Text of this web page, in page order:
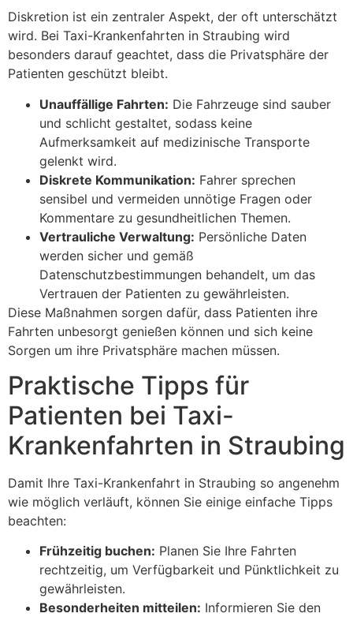
Diskretion ist ein zentraler Aspekt, der oft unterschätzt
wird. Bei Taxi-Krankenfahrten in Straubing wird
besonders darauf geachtet, dass die Privatsphäre der
Patienten geschützt bleibt.
Unauffällige Fahrten: Die Fahrzeuge sind sauber
und schlicht gestaltet, sodass keine
Aufmerksamkeit auf medizinische Transporte
gelenkt wird.
Diskrete Kommunikation: Fahrer sprechen
sensibel und vermeiden unnötige Fragen oder
Kommentare zu gesundheitlichen Themen.
Vertrauliche Verwaltung: Persönliche Daten
werden sicher und gemäß
Datenschutzbestimmungen behandelt, um das
Vertrauen der Patienten zu gewährleisten.
Diese Maßnahmen sorgen dafür, dass Patienten ihre
Fahrten unbesorgt genießen können und sich keine
Sorgen um ihre Privatsphäre machen müssen.
Praktische Tipps für
Patienten bei Taxi-
Krankenfahrten in Straubing
Damit Ihre Taxi-Krankenfahrt in Straubing so angenehm
wie möglich verläuft, können Sie einige einfache Tipps
beachten:
Frühzeitig buchen: Planen Sie Ihre Fahrten
rechtzeitig, um Verfügbarkeit und Pünktlichkeit zu
gewährleisten.
Besonderheiten mitteilen: Informieren Sie den